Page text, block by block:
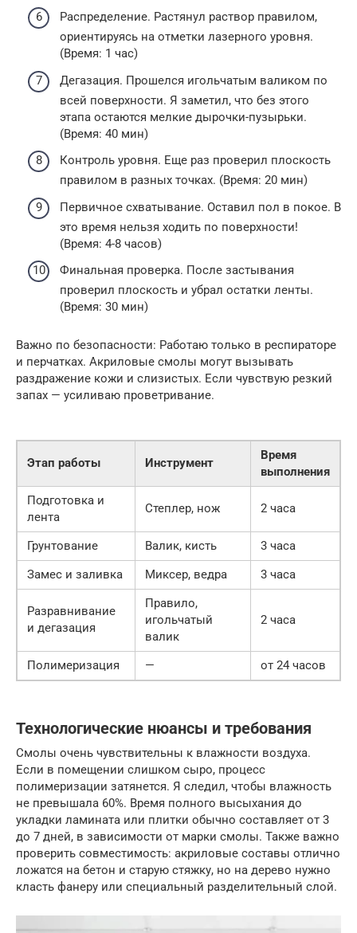
Распределение. Растянул раствор правилом,
ориентируясь на отметки лазерного уровня.
(Время: 1 час)
Дегазация. Прошелся игольчатым валиком по
всей поверхности. Я заметил, что без этого
этапа остаются мелкие дырочки-пузырьки.
(Время: 40 мин)
Контроль уровня. Еще раз проверил плоскость
правилом в разных точках. (Время: 20 мин)
Первичное схватывание. Оставил пол в покое. В
это время нельзя ходить по поверхности!
(Время: 4-8 часов)
Финальная проверка. После застывания
проверил плоскость и убрал остатки ленты.
(Время: 30 мин)
Важно по безопасности: Работаю только в респираторе
и перчатках. Акриловые смолы могут вызывать
раздражение кожи и слизистых. Если чувствую резкий
запах — усиливаю проветривание.
Этап работы Инструмент
Время
выполнения
Подготовка и
лента
Степлер, нож 2 часа
Грунтование Валик, кисть
3 часа
Замес и заливка
Миксер, ведра 3 часа
Разравнивание
и дегазация
Правило,
игольчатый
валик
2 часа
Полимеризация — от 24 часов
Технологические нюансы и требования
Смолы очень чувствительны к влажности воздуха.
Если в помещении слишком сыро, процесс
полимеризации затянется. Я следил, чтобы влажность
не превышала 60%. Время полного высыхания до
укладки ламината или плитки обычно составляет от 3
до 7 дней, в зависимости от марки смолы. Также важно
проверить совместимость: акриловые составы отлично
ложатся на бетон и старую стяжку, но на дерево нужно
класть фанеру или специальный разделительный слой.